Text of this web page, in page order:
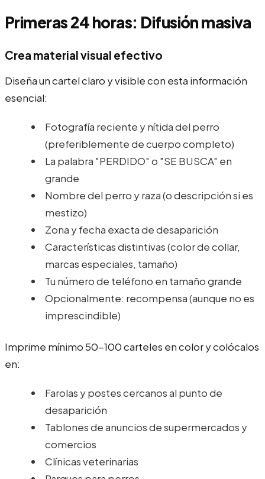
Primeras 24 horas: Difusión masiva
Crea material visual efectivo
Diseña un cartel claro y visible con esta información
esencial:
Fotografía reciente y nítida del perro
(preferiblemente de cuerpo completo)
La palabra "PERDIDO" o "SE BUSCA" en
grande
Nombre del perro y raza (o descripción si es
mestizo)
Zona y fecha exacta de desaparición
Características distintivas (color de collar,
marcas especiales, tamaño)
Tu número de teléfono en tamaño grande
Opcionalmente: recompensa (aunque no es
imprescindible)
Imprime mínimo 50-100 carteles en color y colócalos
en:
Farolas y postes cercanos al punto de
desaparición
Tablones de anuncios de supermercados y
comercios
Clínicas veterinarias